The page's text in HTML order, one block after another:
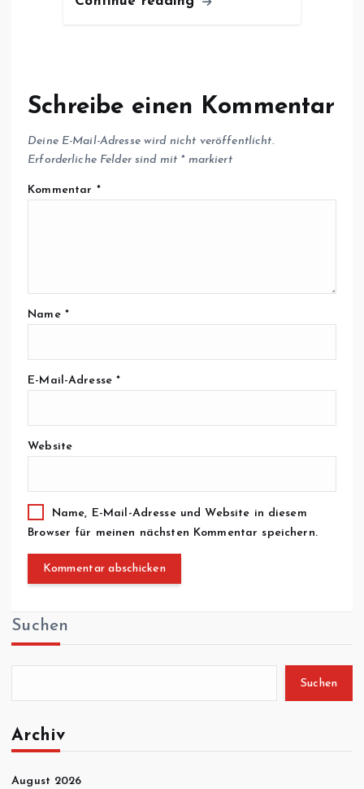
Schreibe einen Kommentar
Deine E-Mail-Adresse wird nicht veröffentlicht.
Erforderliche Felder sind mit *markiert
Kommentar *
Name *
E-Mail-Adresse*
Website
Name, E-Mail-Adresse und Website in diesem
Browser für meinen nächsten Kommentar speichern.
Suchen
Suchen
Archiv
August 2026